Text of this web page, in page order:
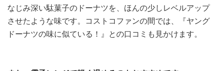
なじみ深い駄菓子のドーナツを、ほんの少しレベルアップ
させたような味です。コストコファンの間では、『ヤング
ドーナツの味に似ている！』との口コミも見かけます。